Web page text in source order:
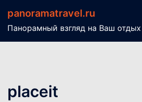
содержимому
panoramatravel.ru
Панорамный взгляд на Ваш отдых
placeit